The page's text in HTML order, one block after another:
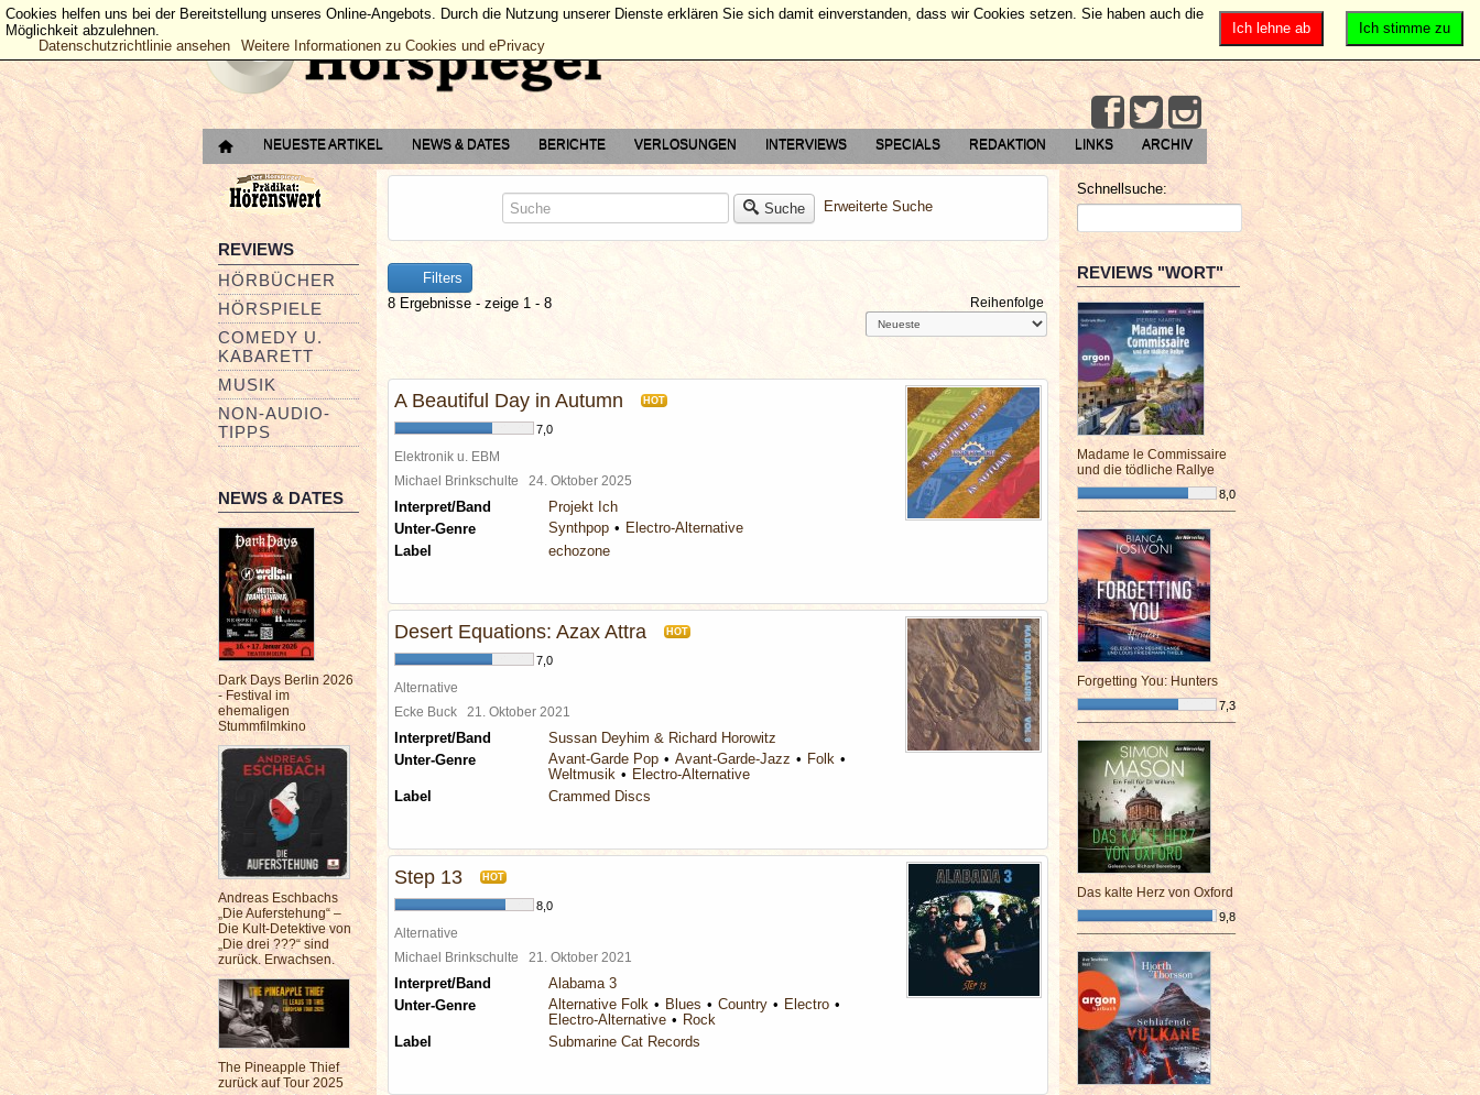
NEUESTE ARTIKEL NEWS & DATES BERICHTE VERLOSUNGEN INTERVIEWS SPECIALS REDAKTION LINKS ARCHIV
REVIEWS
HÖRBÜCHER
HÖRSPIELE
COMEDY U.
KABARETT
MUSIK
NON-AUDIO-
TIPPS
NEWS & DATES
Dark Days Berlin 2026
- Festival im
ehemaligen
Stummfilmkino
Andreas Eschbachs
„Die Auferstehung“ –
Die Kult-Detektive von
„Die drei ???“ sind
zurück. Erwachsen.
The Pineapple Thief
zurück auf Tour 2025
Suche Erweiterte Suche
Filters
8 Ergebnisse - zeige 1 - 8
Reihenfolge
A Beautiful Day in Autumn HOT
7,0
Elektronik u. EBM
Michael Brinkschulte 24. Oktober 2025
Interpret/Band
Projekt Ich
Unter-Genre
Synthpop
Electro-Alternative
Label
echozone
Desert Equations: Azax Attra HOT
7,0
Alternative
Ecke Buck 21. Oktober 2021
Interpret/Band
Sussan Deyhim & Richard Horowitz
Unter-Genre
Avant-Garde Pop Avant-Garde-Jazz
Folk
Weltmusik
Electro-Alternative
Label
Crammed Discs
Step 13 HOT
8,0
Alternative
Michael Brinkschulte 21. Oktober 2021
Interpret/Band
Alabama 3
Unter-Genre
Alternative Folk Blues Country
Electro
Electro-Alternative
Rock
Label
Submarine Cat Records
Schnellsuche:
REVIEWS "WORT"
Madame le Commissaire
und die tödliche Rallye
8,0
¯¯¯¯¯¯¯¯¯¯¯¯¯¯¯¯¯¯¯¯¯¯¯¯
Forgetting You: Hunters
7,3
¯¯¯¯¯¯¯¯¯¯¯¯¯¯¯¯¯¯¯¯¯¯¯¯
Das kalte Herz von Oxford
9,8
¯¯¯¯¯¯¯¯¯¯¯¯¯¯¯¯¯¯¯¯¯¯¯¯
Ich stimme zu
Ich lehne ab
Cookies helfen uns bei der Bereitstellung unseres Online-Angebots. Durch die Nutzung unserer Dienste erklären Sie sich damit einverstanden, dass wir Cookies setzen. Sie haben auch die
Möglichkeit abzulehnen.
Datenschutzrichtlinie ansehen
Weitere Informationen zu Cookies und ePrivacy